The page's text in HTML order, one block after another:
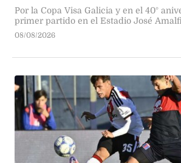
Por la Copa Visa Galicia y en el 40°
primer partido en el Estadio José
seleccionado argentino dio pelea ante
08/08/2026